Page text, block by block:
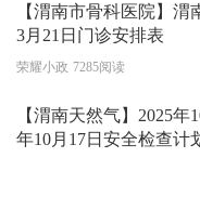
【渭南市骨科医院】渭
3月21日门诊安排表
荣耀小政 7285阅读
【渭南天然气】2025年
年10月17日安全检查计